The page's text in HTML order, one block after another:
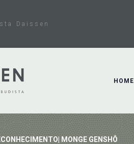
Daissen
HOME
MONGE GENSHÔ